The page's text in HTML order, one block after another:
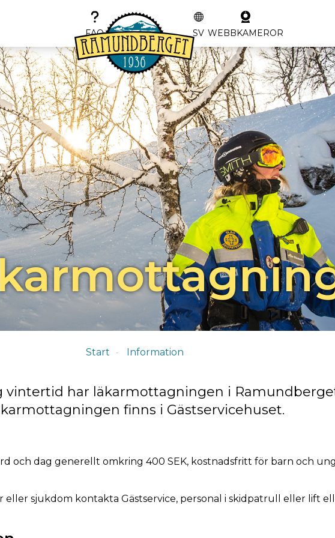
FAQ SV WEBBKAMEROR
Start Information
vintertid har läkarmottagningen i
finns i Gästservicehuset.
och dag generellt omkring 400 SEK, kostnadsfritt för barn och
eller sjukdom kontakta Gästservice, personal i skidpatrull eller lift